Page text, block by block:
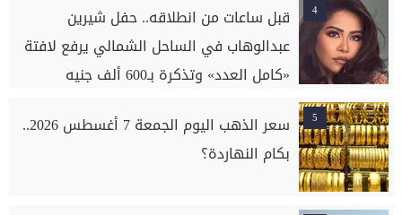
4
قبل ساعات من انطلاقه.. حفل شيرين
عبدالوهاب في الساحل الشمالي يرفع لافتة
«كامل العدد» وتذكرة بـ600 ألف جنيه
5
سعر الذهب اليوم الجمعة 7 أغسطس 2026..
بكام النهاردة؟